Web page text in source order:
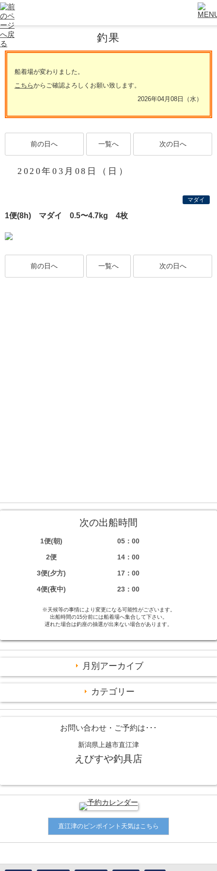
釣果
船着場が変わりました。
こちらからご確認よろしくお願い致します。
2026年04月08日（水）
前の日へ 一覧へ 次の日へ
2020年03月08日（日）
マダイ
1便(8h) マダイ 0.5〜4.7kg 4枚
前の日へ 一覧へ 次の日へ
次の出船時間
1便(朝) 05：00
2便 14：00
3便(夕方) 17：00
4便(夜中) 23：00
※天候等の事情により変更になる可能性がございます。
出船時間の15分前には船着場へ集合して下さい。
遅れた場合は釣座の抽選が出来ない場合があります。
月別アーカイブ
カテゴリー
お問い合わせ・ご予約は･･･
新潟県上越市直江津
えびすや釣具店
直江津のピンポイント天気はこちら